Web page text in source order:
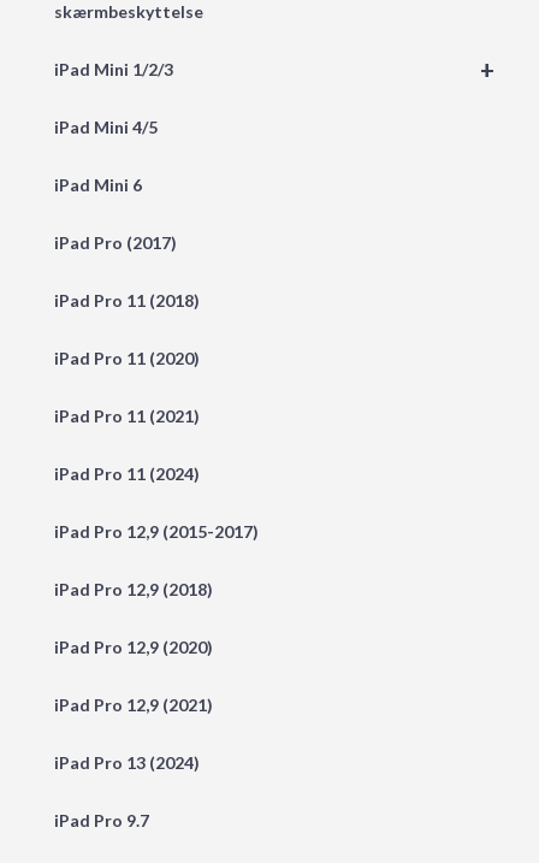
skærmbeskyttelse
+
iPad Mini 1/2/3
iPad Mini 4/5
iPad Mini 6
iPad Pro (2017)
iPad Pro 11 (2018)
iPad Pro 11 (2020)
iPad Pro 11 (2021)
iPad Pro 11 (2024)
iPad Pro 12,9 (2015-2017)
iPad Pro 12,9 (2018)
iPad Pro 12,9 (2020)
iPad Pro 12,9 (2021)
iPad Pro 13 (2024)
iPad Pro 9.7